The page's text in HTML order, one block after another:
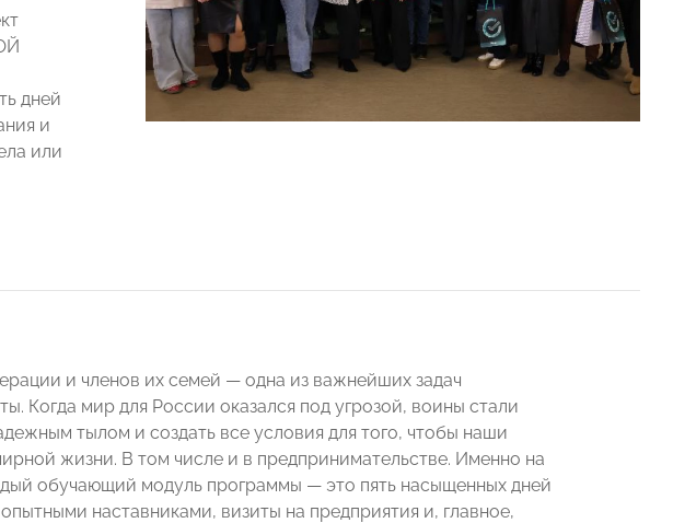
дней
и
или
и членов их семей — одна из важнейших задач
Когда мир для России оказался под угрозой, воины стали
тылом и создать все условия для того, чтобы наши
жизни. В том числе и в предпринимательстве. Именно на
обучающий модуль программы — это пять насыщенных дней
наставниками, визиты на предприятия и, главное,